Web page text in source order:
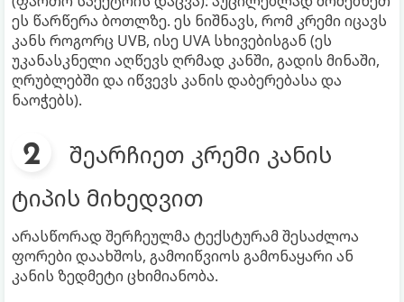
ეს წარწერა ბოთლზე. ეს ნიშნავს, რომ კრემი იცავს
კანს როგორც UVB, ისე UVA სხივებისგან (ეს
უკანასკნელი აღწევს ღრმად კანში, გადის მინაში,
ღრუბლებში და იწვევს კანის დაბერებასა და
ნაოჭებს).
შეარჩიეთ კრემი კანის
ტიპის მიხედვით
არასწორად შერჩეულმა ტექსტურამ შესაძლოა
ფორები დაახშოს, გამოიწვიოს გამონაყარი ან
კანის ზედმეტი ცხიმიანობა.